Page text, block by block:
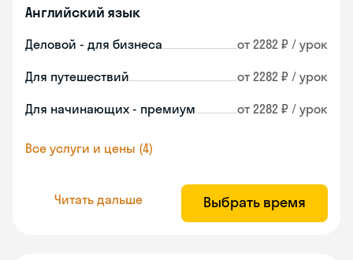
Английский язык
Деловой - для бизнеса от 2282 ₽ / урок
Для путешествий от 2282 ₽ / урок
Для начинающих - премиум от 2282 ₽ / урок
Все услуги и цены (4)
Читать дальше Выбрать время